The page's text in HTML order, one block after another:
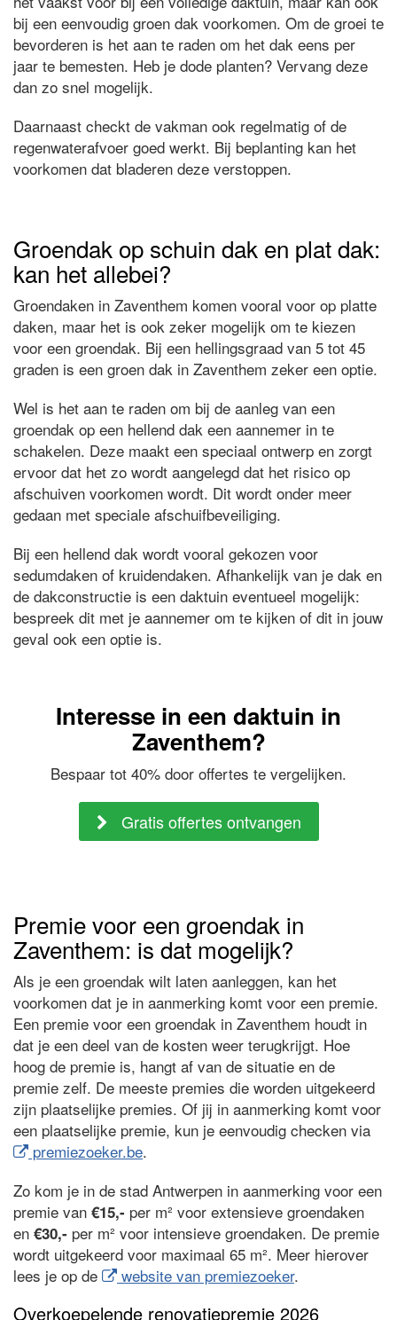
bij een eenvoudig groen dak voorkomen. Om de groei te
bevorderen is het aan te raden om het dak eens per
jaar te bemesten. Heb je dode planten? Vervang deze
dan zo snel mogelijk.
Daarnaast checkt de vakman ook regelmatig of de
regenwaterafvoer goed werkt. Bij beplanting kan het
voorkomen dat bladeren deze verstoppen.
Groendak op schuin dak en plat dak:
kan het allebei?
Groendaken in Zaventhem komen vooral voor op platte
daken, maar het is ook zeker mogelijk om te kiezen
voor een groendak. Bij een hellingsgraad van 5 tot 45
graden is een groen dak in Zaventhem zeker een optie.
Wel is het aan te raden om bij de aanleg van een
groendak op een hellend dak een aannemer in te
schakelen. Deze maakt een speciaal ontwerp en zorgt
ervoor dat het zo wordt aangelegd dat het risico op
afschuiven voorkomen wordt. Dit wordt onder meer
gedaan met speciale afschuifbeveiliging.
Bij een hellend dak wordt vooral gekozen voor
sedumdaken of kruidendaken. Afhankelijk van je dak en
de dakconstructie is een daktuin eventueel mogelijk:
bespreek dit met je aannemer om te kijken of dit in jouw
geval ook een optie is.
Interesse in een daktuin in
Zaventhem?
Bespaar tot 40% door offertes te vergelijken.
Gratis offertes ontvangen
Premie voor een groendak in
Zaventhem: is dat mogelijk?
Als je een groendak wilt laten aanleggen, kan het
voorkomen dat je in aanmerking komt voor een premie.
Een premie voor een groendak in Zaventhem houdt in
dat je een deel van de kosten weer terugkrijgt. Hoe
hoog de premie is, hangt af van de situatie en de
premie zelf. De meeste premies die worden uitgekeerd
zijn plaatselijke premies. Of jij in aanmerking komt voor
een plaatselijke premie, kun je eenvoudig checken via
premiezoeker.be.
Zo kom je in de stad Antwerpen in aanmerking voor een
premie van €15,- per m² voor extensieve groendaken
en €30,- per m² voor intensieve groendaken. De premie
wordt uitgekeerd voor maximaal 65 m². Meer hierover
lees je op de
website van premiezoeker.
Overkoepelende renovatiepremie 2026